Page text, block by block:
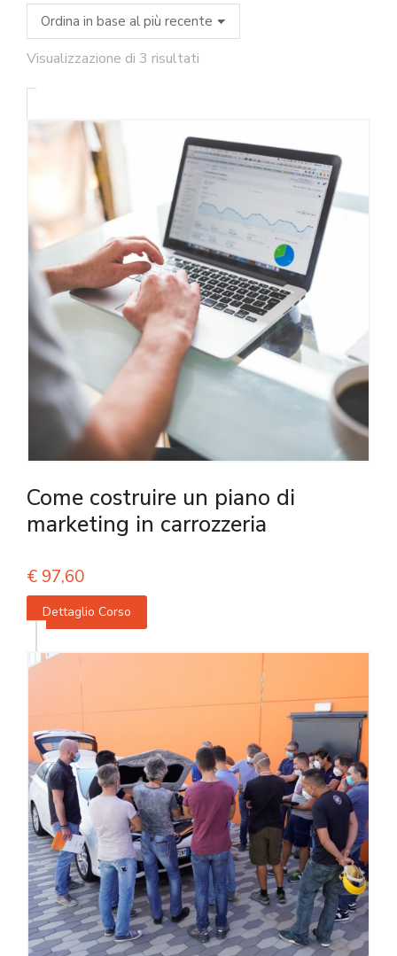
Visualizzazione di 3 risultati
Come costruire un piano di
marketing in carrozzeria
€ 97,60
Dettaglio Corso